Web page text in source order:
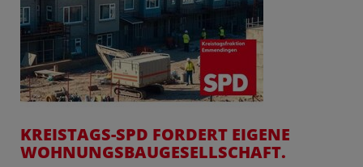
KREISTAGS-SPD FORDERT EIGENE
WOHNUNGSBAUGESELLSCHAFT.